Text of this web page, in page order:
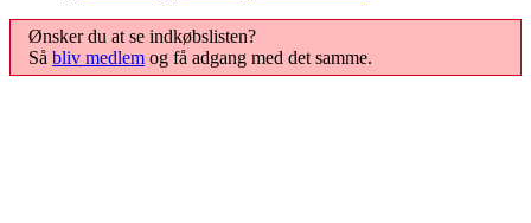
Ønsker du at se indkøbslisten?
Så bliv medlem og få adgang med det samme.